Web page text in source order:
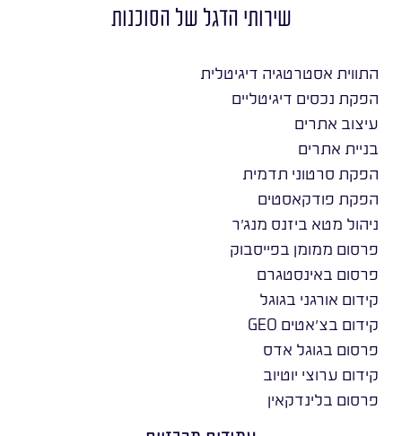
שירותי הדגל של הסוכנות
התווית אסטרטגיה דיגיטלית
הפקת נכסים דיגיטליים
עיצוב אתרים
בניית אתרים
הפקת סרטוני תדמית
הפקת פודקאסטים
ניהול מטא ביזנס מנג׳ר
פרסום ממומן בפייסבוק
פרסום באינסטגרם
קידום אורגני בגוגל
קידום בצ׳אטים GEO
פרסום בגוגל אדס
קידום ערוצי יוטיוב
פרסום בלינדקאין